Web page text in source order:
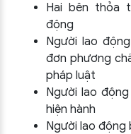
Hai bên thỏa
động
Người lao
đơn phương
pháp luật
Người lao
hiện hành
Người lao động